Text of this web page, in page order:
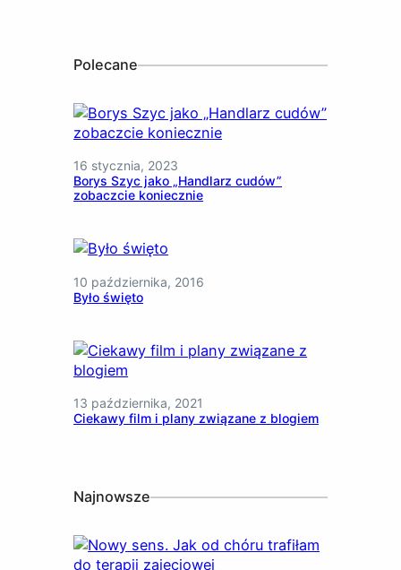
Polecane
16 stycznia, 2023
Borys Szyc jako „Handlarz cudów”
zobaczcie koniecznie
10 października, 2016
Było święto
13 października, 2021
Ciekawy film i plany związane z blogiem
Najnowsze